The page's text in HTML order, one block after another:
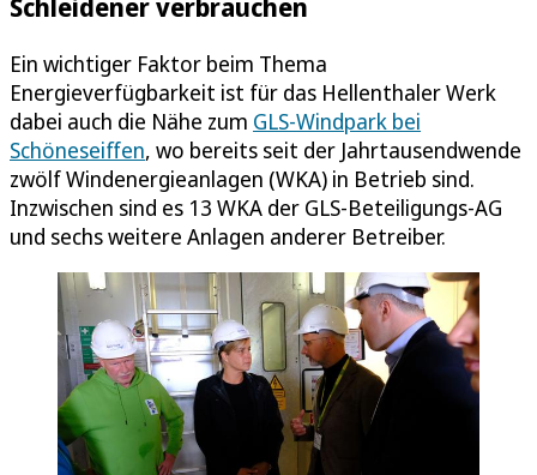
Ein wichtiger Faktor beim Thema
Energieverfügbarkeit ist für das Hellenthaler Werk
dabei auch die Nähe zum GLS-Windpark bei
Schöneseiffen, wo bereits seit der Jahrtausendwende
zwölf Windenergieanlagen (WKA) in Betrieb sind.
Inzwischen sind es 13 WKA der GLS-Beteiligungs-AG
und sechs weitere Anlagen anderer Betreiber.